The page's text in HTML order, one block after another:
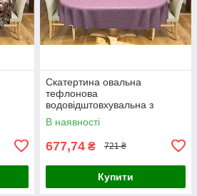
Скатертина овальна
тефлонова
водовідштовхувальна з
просоченням горошки фон
рожевий
В наявності
677,74 ₴ 721 ₴
Купити